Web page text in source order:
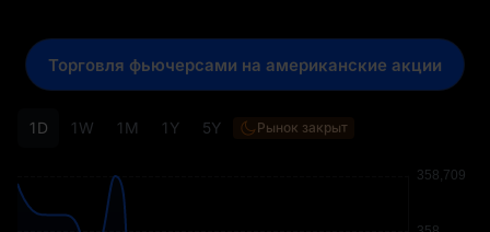
1D 1W 1M 1Y 5Y Рынок закрыт
Торговля фьючерсами на американские акции